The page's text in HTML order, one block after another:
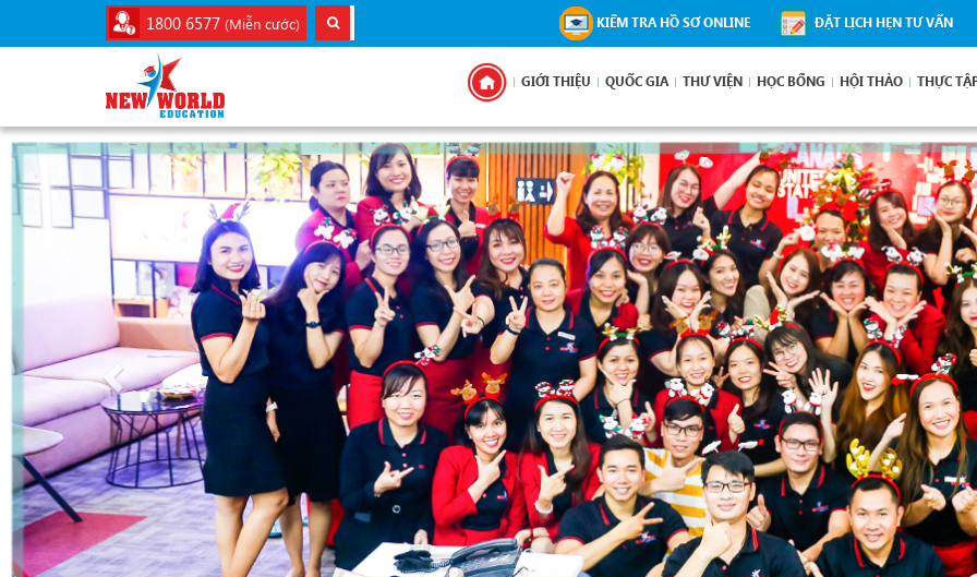
1800 6577 (Miễn cước) KIỂM TRA HỒ SƠ ONLINE ĐẶT LỊCH HẸN TƯ VẤN
GIỚI THIỆU QUỐC GIA THƯ VIỆN HỌC BỔNG HỘI THẢO THỰC
Previous